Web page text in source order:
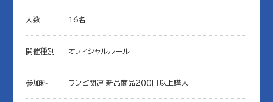
人数 16名
開催種別 オフィシャルルール
参加料 ワンピ関連 新品商品２００円以上購入